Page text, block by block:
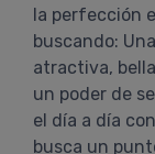
la perfección
buscando:
atractiva,
un poder de
el día a día
busca un